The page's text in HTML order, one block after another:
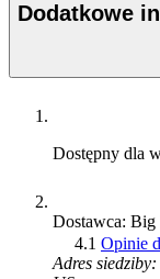
Dodatkowe
Dostępny dla
Dostawca:
4.1 Opinie
Adres